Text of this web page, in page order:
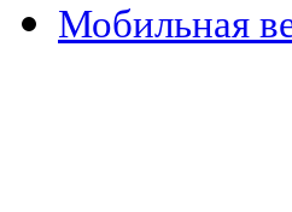
Мобильная